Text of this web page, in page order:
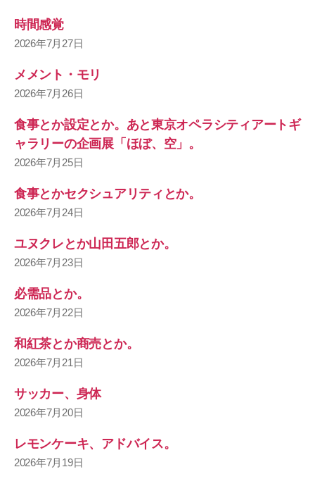
時間感覚
2026年7月27日
メメント・モリ
2026年7月26日
食事とか設定とか。あと東京オペラシティアートギ
ャラリーの企画展「ほぼ、空」。
2026年7月25日
食事とかセクシュアリティとか。
2026年7月24日
ユヌクレとか山田五郎とか。
2026年7月23日
必需品とか。
2026年7月22日
和紅茶とか商売とか。
2026年7月21日
サッカー、身体
2026年7月20日
レモンケーキ、アドバイス。
2026年7月19日